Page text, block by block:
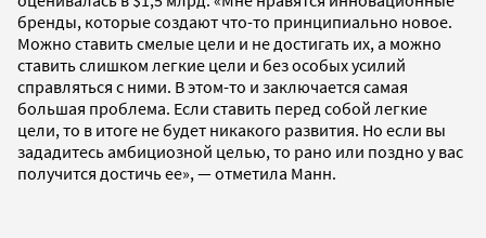
бренды, которые создают что-то принципиально новое.
Можно ставить смелые цели и не достигать их, а можно
ставить слишком легкие цели и без особых усилий
справляться с ними. В этом-то и заключается самая
большая проблема. Если ставить перед собой легкие
цели, то в итоге не будет никакого развития. Но если вы
зададитесь амбициозной целью, то рано или поздно у вас
получится достичь ее», — отметила Манн.